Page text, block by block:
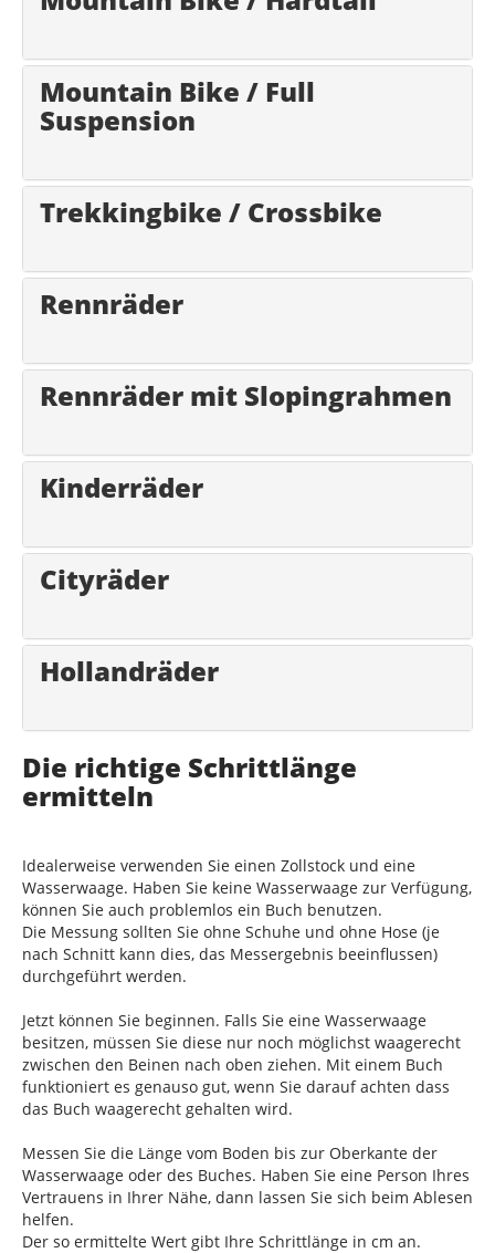
Mountain Bike / Full
Suspension
Trekkingbike / Crossbike
Rennräder
Rennräder mit Slopingrahmen
Kinderräder
Cityräder
Hollandräder
Die richtige Schrittlänge
ermitteln
Idealerweise verwenden Sie einen Zollstock und eine
Wasserwaage. Haben Sie keine Wasserwaage zur Verfügung,
können Sie auch problemlos ein Buch benutzen.
Die Messung sollten Sie ohne Schuhe und ohne Hose (je
nach Schnitt kann dies, das Messergebnis beeinflussen)
durchgeführt werden.
Jetzt können Sie beginnen. Falls Sie eine Wasserwaage
besitzen, müssen Sie diese nur noch möglichst waagerecht
zwischen den Beinen nach oben ziehen. Mit einem Buch
funktioniert es genauso gut, wenn Sie darauf achten dass
das Buch waagerecht gehalten wird.
Messen Sie die Länge vom Boden bis zur Oberkante der
Wasserwaage oder des Buches. Haben Sie eine Person Ihres
Vertrauens in Ihrer Nähe, dann lassen Sie sich beim Ablesen
helfen.
Der so ermittelte Wert gibt Ihre Schrittlänge in cm an.